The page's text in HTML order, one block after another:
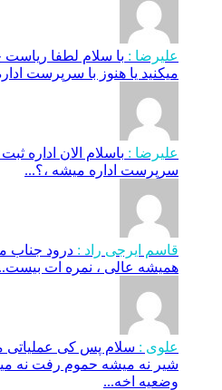
علیرضا : با سلام لطفا ریاست
میکنید یا هنوز با سرپرست
علیرضا : باسلام الان اداره
سرپرست اداره میشه ،؟...
قاسم ایرجی راد : درود جناب
همیشه عالی ، نمره ات
علوی : سلام پس کی عملیاتی
شیر نه میشه حموم رفت نه
وضعیه اخه...